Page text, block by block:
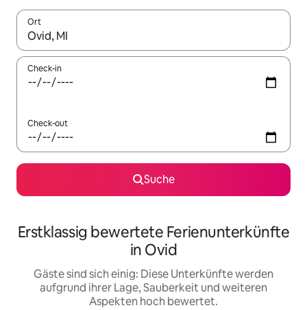
Ort
Wenn Ergebnisse verfügbar sind, navigiere mit den
Check-in
Check-out
Suche
Erstklassig bewertete Ferienunterkünfte
in Ovid
Gäste sind sich einig: Diese Unterkünfte werden
aufgrund ihrer Lage, Sauberkeit und weiteren
Aspekten hoch bewertet.